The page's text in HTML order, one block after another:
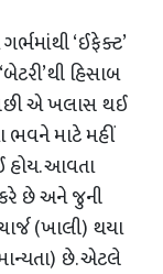
‘ઈફેક્ટ’
હિસાબ
પછી એ ખલાસ થઈ
ભવને માટે મહીં
હોય. આવતા
કરે છે અને જુની
(ખાલી) થયા
છે. એટલે